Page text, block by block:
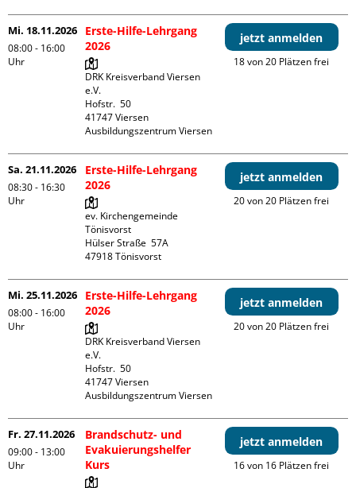
Mi. 18.11.2026
08:00 - 16:00
Uhr
Erste-Hilfe-Lehrgang
2026
DRK Kreisverband Viersen
e.V.
Hofstr.  50
41747 Viersen
Ausbildungszentrum Viersen
jetzt anmelden
18 von 20 Plätzen frei
Sa. 21.11.2026
08:30 - 16:30
Uhr
Erste-Hilfe-Lehrgang
2026
ev. Kirchengemeinde
Tönisvorst
Hülser Straße  57A
jetzt anmelden
20 von 20 Plätzen frei
Mi. 25.11.2026
08:00 - 16:00
Uhr
Erste-Hilfe-Lehrgang
2026
DRK Kreisverband Viersen
e.V.
Hofstr.  50
41747 Viersen
Ausbildungszentrum Viersen
jetzt anmelden
20 von 20 Plätzen frei
Fr. 27.11.2026
09:00 - 13:00
Uhr
Brandschutz- und
Evakuierungshelfer
Kurs
jetzt anmelden
16 von 16 Plätzen frei